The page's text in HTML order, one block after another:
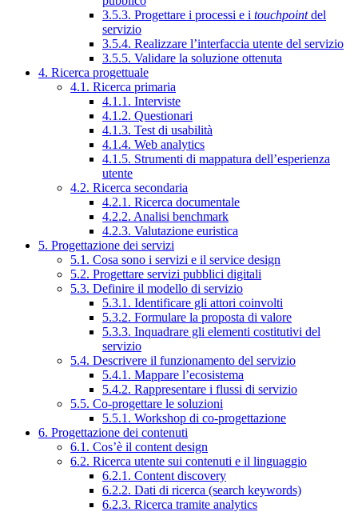
3.5.3. Progettare i processi e i touchpointdel
servizio
3.5.4. Realizzare l’interfaccia utente del servizio
3.5.5. Validare la soluzione ottenuta
4. Ricerca progettuale
4.1. Ricerca primaria
4.1.1. Interviste
4.1.2. Questionari
4.1.3. Test di usabilità
4.1.4. Web analytics
4.1.5. Strumenti di mappatura dell’esperienza
utente
4.2. Ricerca secondaria
4.2.1. Ricerca documentale
4.2.2. Analisi benchmark
4.2.3. Valutazione euristica
5. Progettazione dei servizi
5.1. Cosa sono i servizi e il service design
5.2. Progettare servizi pubblici digitali
5.3. Definire il modello di servizio
5.3.1. Identificare gli attori coinvolti
5.3.2. Formulare la proposta di valore
5.3.3. Inquadrare gli elementi costitutivi del
servizio
5.4. Descrivere il funzionamento del servizio
5.4.1. Mappare l’ecosistema
5.4.2. Rappresentare i flussi di servizio
5.5. Co-progettare le soluzioni
5.5.1. Workshop di co-progettazione
6. Progettazione dei contenuti
6.1. Cos’è il content design
6.2. Ricerca utente sui contenuti e il linguaggio
6.2.1. Content discovery
6.2.2. Dati di ricerca (search keywords)
6.2.3. Ricerca tramite analytics